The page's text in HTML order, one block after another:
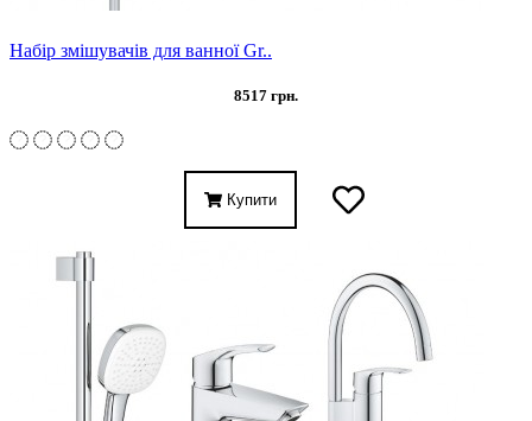
Набір змішувачів для ванної Gr..
8517 грн.
Купити